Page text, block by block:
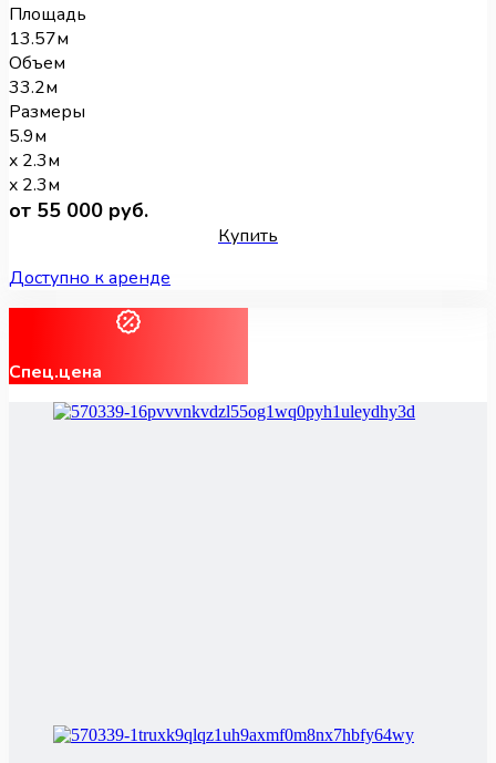
Площадь
13.57м
Объем
33.2м
Размеры
5.9м
x 2.3м
x 2.3м
от 55 000 руб.
Купить
Доступно к аренде
Спец.цена